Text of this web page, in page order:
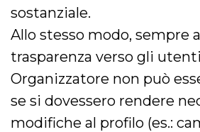
sostanziale.
Allo stesso modo, sempre
trasparenza verso gli
Organizzatore non può
se si dovessero rendere
modifiche al profilo (es.: